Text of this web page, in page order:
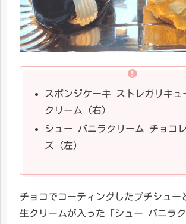
スポンジケーキ ストレガリキュ
クリーム（右）
シュー バニラクリーム チョコ
ズ（左）
チョコでコーティングしたプチシュー
生クリームが入った「シュー バニラ